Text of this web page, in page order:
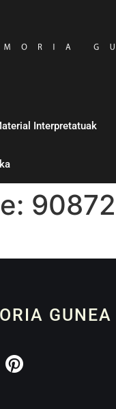
Interpretatuak
GUNEA